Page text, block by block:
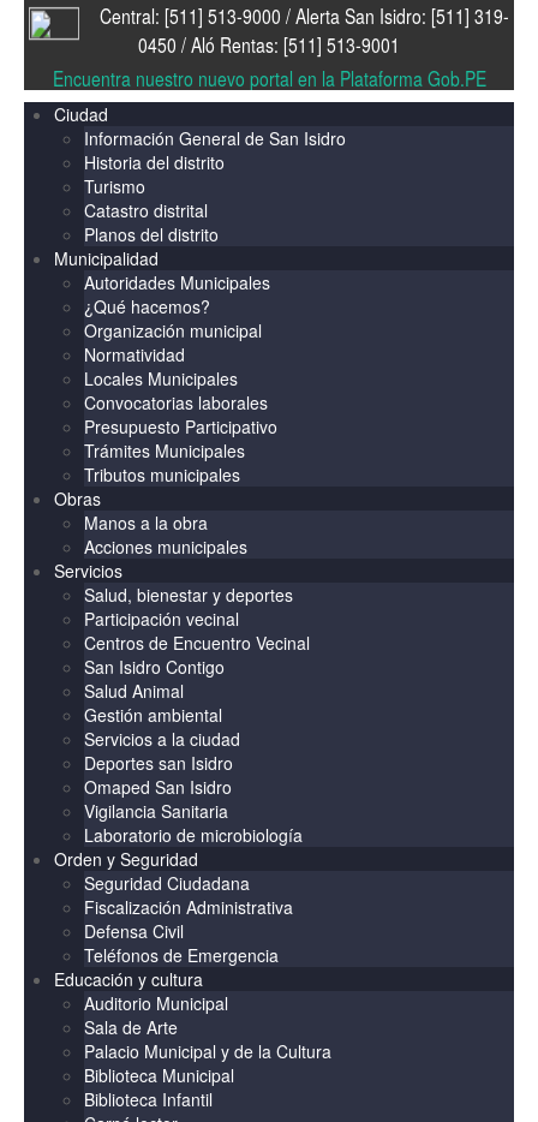
Central: [511] 513-9000 / Alerta San Isidro: [511] 319-
0450 / Aló Rentas: [511] 513-9001
Encuentra nuestro nuevo portal en la Plataforma Gob.PE
Ciudad
Información General de San Isidro
Historia del distrito
Turismo
Catastro distrital
Planos del distrito
Municipalidad
Autoridades Municipales
¿Qué hacemos?
Organización municipal
Normatividad
Locales Municipales
Convocatorias laborales
Presupuesto Participativo
Trámites Municipales
Tributos municipales
Obras
Manos a la obra
Acciones municipales
Servicios
Salud, bienestar y deportes
Participación vecinal
Centros de Encuentro Vecinal
San Isidro Contigo
Salud Animal
Gestión ambiental
Servicios a la ciudad
Deportes san Isidro
Omaped San Isidro
Vigilancia Sanitaria
Laboratorio de microbiología
Orden y Seguridad
Seguridad Ciudadana
Fiscalización Administrativa
Defensa Civil
Teléfonos de Emergencia
Educación y cultura
Auditorio Municipal
Sala de Arte
Palacio Municipal y de la Cultura
Biblioteca Municipal
Biblioteca Infantil